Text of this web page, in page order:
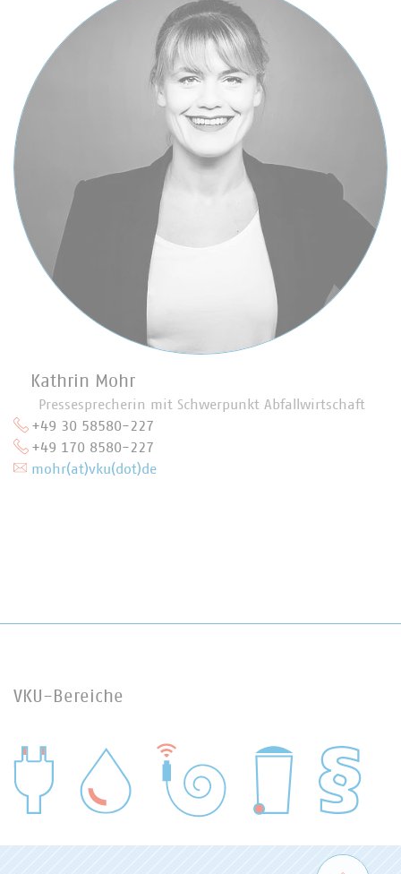
Kathrin Mohr
Pressesprecherin mit Schwerpunkt Abfallwirtschaft
+49 30 58580-227
+49 170 8580-227
mohr(at)vku(dot)de
VKU-Bereiche
WASSER/ABWASSER
Zum